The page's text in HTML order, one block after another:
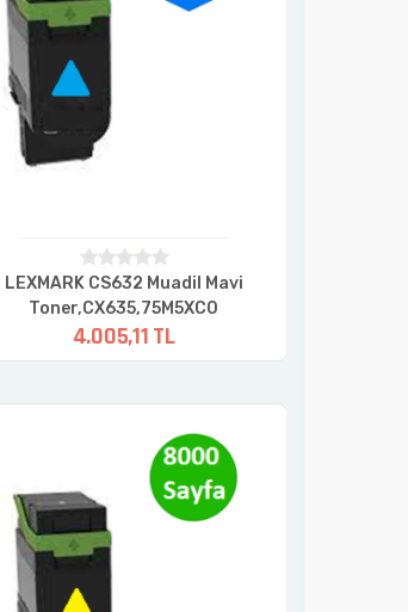
LEXMARK CS632 Muadil Mavi
Toner,CX635,75M5XC0
4.005,11 TL